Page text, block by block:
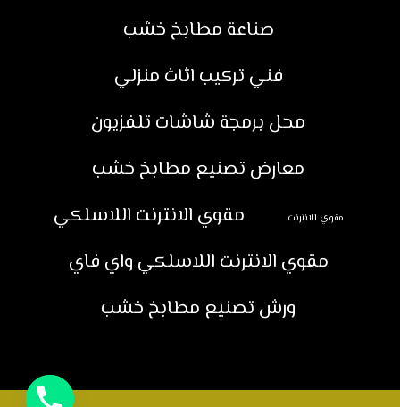
صناعة مطابخ خشب
فني تركيب اثاث منزلي
محل برمجة شاشات تلفزيون
معارض تصنيع مطابخ خشب
مقوي الانترنت
مقوي الانترنت اللاسلكي
مقوي الانترنت اللاسلكي واي فاي
ورش تصنيع مطابخ خشب